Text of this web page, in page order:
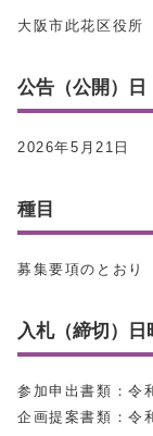
大阪市此花区役
公告（公開）日
2026年5月21日
種目
募集要項のとおり
入札（締切）日
参加申出書類：令
企画提案書類：令